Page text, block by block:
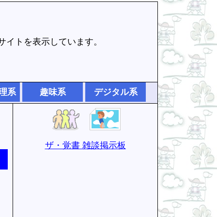
イトを表示しています。
系 趣味系 デジタル系
ザ・覚書 雑談掲示板